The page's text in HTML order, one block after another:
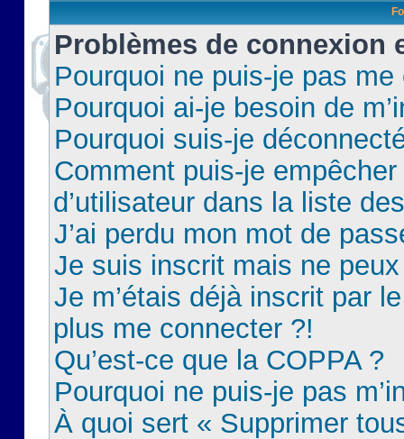
Problèmes de connexion
Pourquoi ne puis-je pas
Pourquoi ai-je besoin de
Pourquoi suis-je
Comment puis-je
d’utilisateur dans la liste
J’ai perdu mon mot de
Je suis inscrit mais ne
Je m’étais déjà inscrit par
plus me connecter ?!
Qu’est-ce que la COPPA ?
Pourquoi ne puis-je pas
À quoi sert « Supprimer